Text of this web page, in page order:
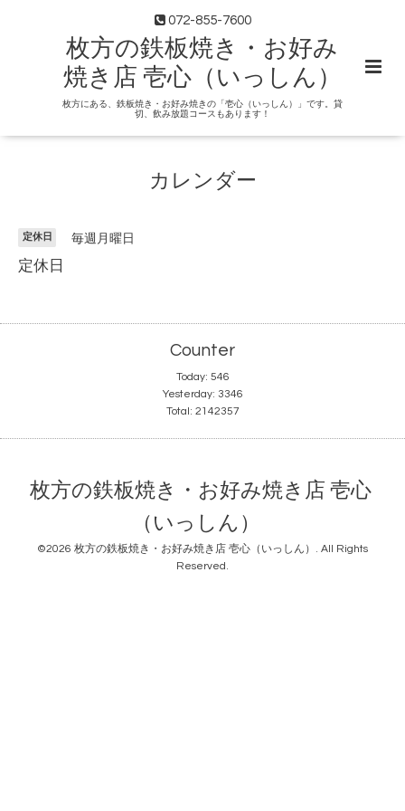
072-855-7600
枚方の鉄板焼き・お好み
焼き店 壱心（いっしん）
枚方にある、鉄板焼き・お好み焼きの「壱心（いっしん）」です。貸
切、飲み放題コースもあります！
カレンダー
定休日 毎週月曜日
定休日
Counter
Today: 546
Yesterday: 3346
Total: 2142357
枚方の鉄板焼き・お好み焼き店 壱心
（いっしん）
©2026 枚方の鉄板焼き・お好み焼き店 壱心（いっしん） . All Rights
Reserved.